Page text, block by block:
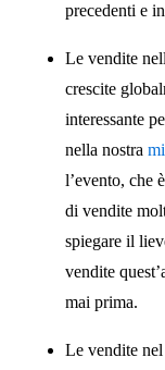
precedenti e
Le vendite
crescite
interessante
nella nostra
l’evento, che
di vendite
spiegare il
vendite
mai prima.
Le vendite